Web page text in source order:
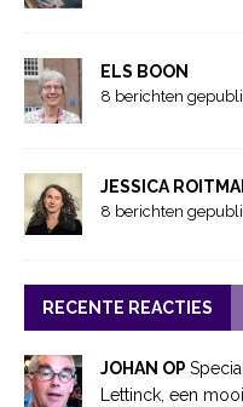
ELS BOON
8 berichten
JESSICA
8 berichten
RECENTE REACTIES
JOHAN OP
Lettinck, een